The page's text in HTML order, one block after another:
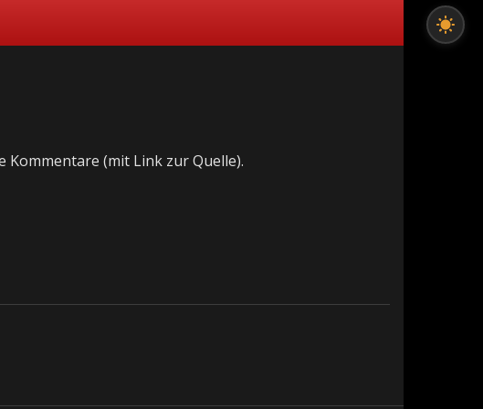
(mit Link zur Quelle).